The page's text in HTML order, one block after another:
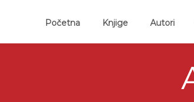
Početna(current)Knjige Autori